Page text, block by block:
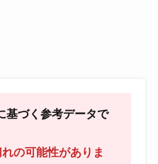
基づく参考データで
の可能性がありま